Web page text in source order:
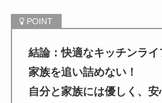
結論：快適なキッチンライ
家族を追い詰めない！
自分と家族には優しく、